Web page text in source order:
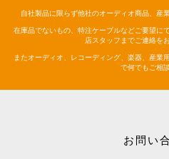
自社製品に限らず他社のオーディオ商品、産
在庫品でないもの、特注ケーブルなどご要望に
店スタッフまでご連絡を
またオーディオ、レコーディング、楽器、産業
で何でもご相
お問い